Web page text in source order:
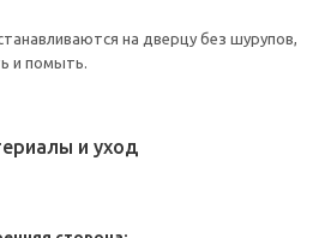
на дверцу без шурупов,
и помыть.
и уход